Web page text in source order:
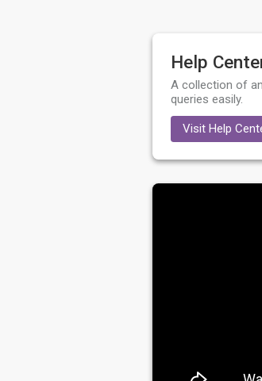
Help
A collection of
queries easily.
Visit Help